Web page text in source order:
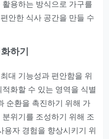
용하는 방식으로 가구를
안한 식사 공간을 만들 수
하기
대 기능성과 편안함을 위
화할 수 있는 영역을 식별
순환을 촉진하기 위해 가
위기를 조성하기 위해 조
용자 경험을 향상시키기 위